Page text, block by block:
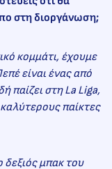
στη διοργάνωση;
κομμάτι, έχουμε
είναι ένας από
παίζει στη La Liga,
παίκτες
δεξιός μπακ του